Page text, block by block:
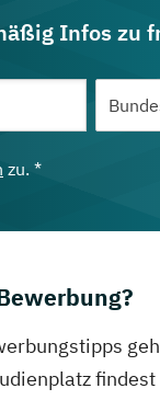
Infos zu
zu. *